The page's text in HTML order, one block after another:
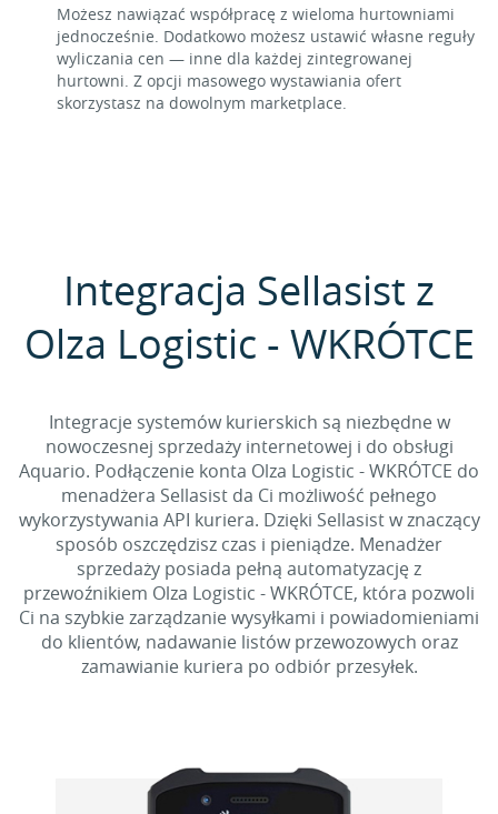
Możesz nawiązać współpracę z wieloma hurtowniami
jednocześnie. Dodatkowo możesz ustawić własne reguły
wyliczania cen — inne dla każdej zintegrowanej
hurtowni. Z opcji masowego wystawiania ofert
skorzystasz na dowolnym marketplace.
Integracja Sellasist z
Olza Logistic - WKRÓTCE
Integracje systemów kurierskich są niezbędne w
nowoczesnej sprzedaży internetowej i do obsługi
Aquario. Podłączenie konta Olza Logistic - WKRÓTCE do
menadżera Sellasist da Ci możliwość pełnego
wykorzystywania API kuriera. Dzięki Sellasist w znaczący
sposób oszczędzisz czas i pieniądze. Menadżer
sprzedaży posiada pełną automatyzację z
przewoźnikiem Olza Logistic - WKRÓTCE, która pozwoli
Ci na szybkie zarządzanie wysyłkami i powiadomieniami
do klientów, nadawanie listów przewozowych oraz
zamawianie kuriera po odbiór przesyłek.